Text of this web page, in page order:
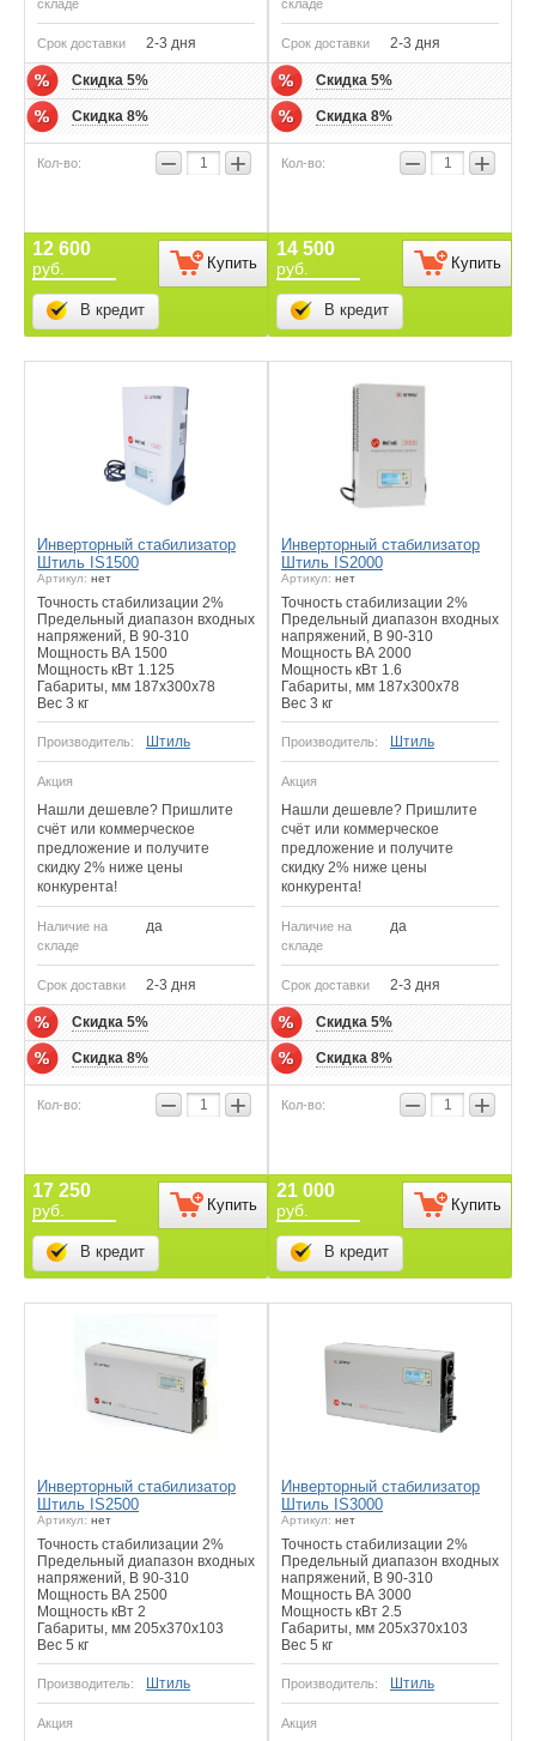
складе
Срок доставки 2-3 дня
Скидка 5%
Скидка 8%
− +
12 600
руб. Купить
В кредит
складе
Срок доставки 2-3 дня
Скидка 5%
Скидка 8%
− +
14 500
руб. Купить
В кредит
Инверторный стабилизатор
Штиль IS1500
Артикул: нет
Точность стабилизации 2%
Предельный диапазон входных
напряжений, В 90-310
Мощность ВА 1500
Мощность кВт 1.125
Габариты, мм 187x300x78
Вес 3 кг
Производитель: Штиль
Акция
Нашли дешевле? Пришлите
счёт или коммерческое
предложение и получите
скидку 2% ниже цены
конкурента!
Наличие на
складе
да
Срок доставки 2-3 дня
Скидка 5%
Скидка 8%
− +
17 250
руб. Купить
В кредит
Инверторный стабилизатор
Штиль IS2000
Артикул: нет
Точность стабилизации 2%
Предельный диапазон входных
напряжений, В 90-310
Мощность ВА 2000
Мощность кВт 1.6
Габариты, мм 187x300x78
Вес 3 кг
Производитель: Штиль
Акция
Нашли дешевле? Пришлите
счёт или коммерческое
предложение и получите
скидку 2% ниже цены
конкурента!
Наличие на
складе
да
Срок доставки 2-3 дня
Скидка 5%
Скидка 8%
− +
21 000
руб. Купить
В кредит
Инверторный стабилизатор
Штиль IS2500
Артикул: нет
Точность стабилизации 2%
Предельный диапазон входных
напряжений, В 90-310
Мощность ВА 2500
Мощность кВт 2
Габариты, мм 205х370х103
Вес 5 кг
Производитель: Штиль
Акция
Инверторный стабилизатор
Штиль IS3000
Артикул: нет
Точность стабилизации 2%
Предельный диапазон входных
напряжений, В 90-310
Мощность ВА 3000
Мощность кВт 2.5
Габариты, мм 205х370х103
Вес 5 кг
Производитель: Штиль
Акция